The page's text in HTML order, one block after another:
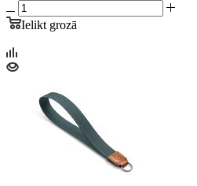
Ielikt grozā